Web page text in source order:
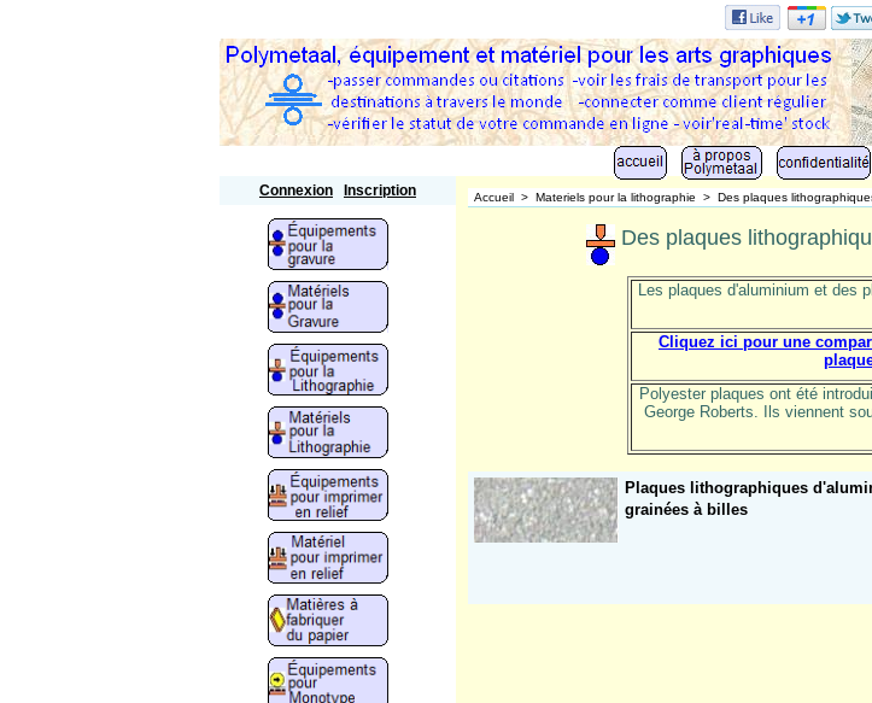
Connexion Inscription Accueil > Materiels pour la lithographie > Des plaques
Des plaques
Les plaques d'aluminium et des
Cliquez ici pour une
Polyester plaques ont été
George Roberts. Ils viennent
Plaques lithographiques
grainées à billes